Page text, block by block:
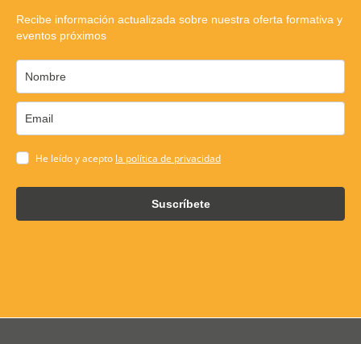
Recibe información actualizada sobre nuestra oferta formativa y
eventos próximos
He leído y acepto la política de privacidad
Suscríbete